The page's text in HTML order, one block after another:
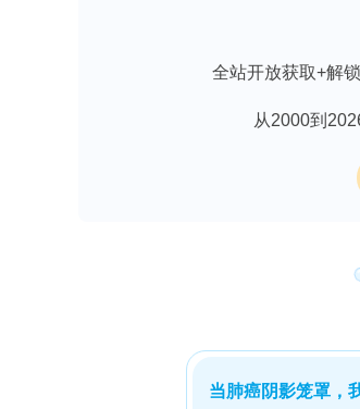
者的原代细胞组合的模型
灌注三维稳定网络、并与
下载【肥胖症和糖尿病明
研究人员采用的关键技术
顿大学医学中心生物样本
（Polymethylacrylate,
胶原水凝胶包埋内皮细胞
全站开放获取+解
从2000到